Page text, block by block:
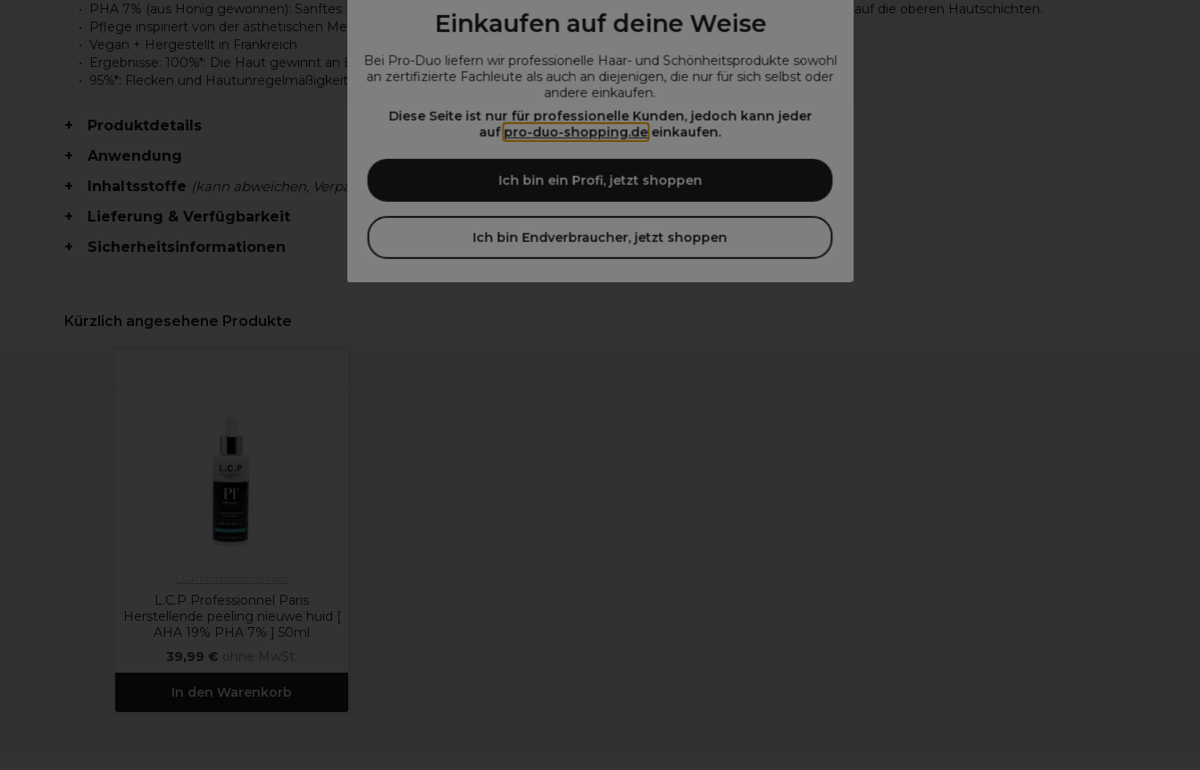
Einkaufen auf deine Weise
Bei Pro-Duo liefern wir professionelle Haar- und Schönheitsprodukte sowohl
an zertifizierte Fachleute als auch an diejenigen, die nur für sich selbst oder
andere einkaufen.
Diese Seite ist nur für professionelle Kunden, jedoch kann jeder
auf pro-duo-shopping.deeinkaufen.
Ich bin ein Profi, jetzt shoppen
Ich bin Endverbraucher, jetzt shoppen
PHA 7% (aus Honig gewonnen): Sanftes Peeling das abgestorbene Hautzellen entfernt. Weniger reizend als AHA wirkt es auf die oberen Hautschichten.
Pflege inspiriert von der ästhetischen Medizin e Dermatologisch getestet
Vegan + Hergestellt in Frankreich
Ergebnisse: 100%*: Die Haut gewinnt an Elastizität zurück und ist weniger gezeichnet
95%*: Flecken und Hautunregelmäßigkeiten sind gemindert
Produktdetails
Anwendung
Inhaltsstoffe (kann abweichen, Verpackung beachten)
Lieferung & Verfügbarkeit
Sicherheitsinformationen
Kürzlich angesehene Produkte
L.C.P Professionnel Paris
Herstellende peeling nieuwe huid [
AHA 19% PHA 7% ] 50ml
39,99 € ohne MwSt.
In den Warenkorb